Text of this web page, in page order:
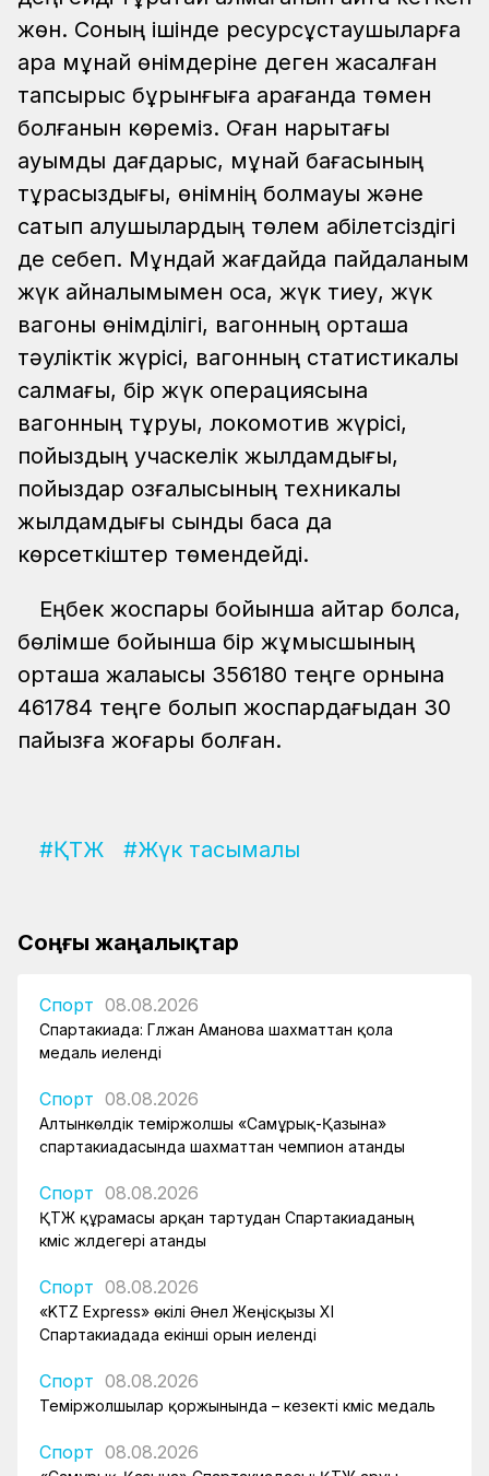
жөн. Соның ішінде ресурсұстаушыларға
қара мұнай өнімдеріне деген жасалған
тапсырыс бұрынғыға қарағанда төмен
болғанын көреміз. Оған нарықтағы
ауқымды дағдарыс, мұнай бағасының
тұрақсыздығы, өнімнің болмауы және
сатып алушылардың төлем қабілетсіздігі
де себеп. Мұндай жағдайда пайдаланым
жүк айналымымен қоса, жүк тиеу, жүк
вагоны өнімділігі, вагонның орташа
тәуліктік жүрісі, вагонның статистикалық
салмағы, бір жүк операциясына
вагонның тұруы, локомотив жүрісі,
пойыздың учаскелік жылдамдығы,
пойыздар қозғалысының техникалық
жылдамдығы сынды басқа да
көрсеткіштер төмендейді.
Еңбек жоспары бойынша айтар болсақ,
бөлімше бойынша бір жұмысшының
орташа жалақысы 356180 теңге орнына
461784 теңге болып жоспардағыдан 30
пайызға жоғары болған.
#ҚТЖ #Жүк тасымалы
Соңғы жаңалықтар
Спорт 08.08.2026
Спартакиада: Гүлжан Аманова шахматтан қола
медаль иеленді
Спорт 08.08.2026
Алтынкөлдік теміржолшы «Самұрық-Қазына»
спартакиадасында шахматтан чемпион атанды
Спорт 08.08.2026
ҚТЖ құрамасы арқан тартудан Спартакиаданың
күміс жүлдегері атанды
Спорт 08.08.2026
«KTZ Express» өкілі Әнел Жеңісқызы XI
Спартакиадада екінші орын иеленді
Спорт 08.08.2026
Теміржолшылар қоржынында – кезекті күміс медаль
Спорт 08.08.2026